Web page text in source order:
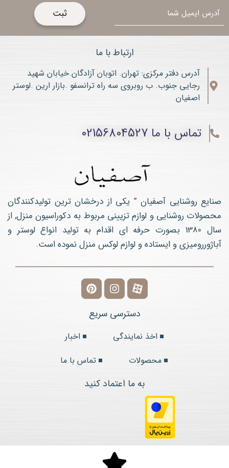
ایمیل
ارتباط با ما
آدرس دفتر مرکزی: تهران. اتوبان آزادگان.خیابان شهید
رجایی جنوب. ب روبروی سه راه ترانسفو .بازار ارین .لوستر
اصفیان
تماس با ما 02156804527
صنایع روشنایی آصفیان ” یکی از درخشان ترین تولیدکنندگان
محصولات روشنایی و لوازم تزیینی مربوط به دکوراسیون منزل, از
سال 1380 بصورت حرفه ای اقدام به تولید انواع لوستر و
آباژوررومیزی و ایستاده و لوازم لوکس منزل نموده است.
دسترسی سریع
اخذ نمایندگی
اخبار
محصولات
تماس با ما
به ما اعتماد کنید